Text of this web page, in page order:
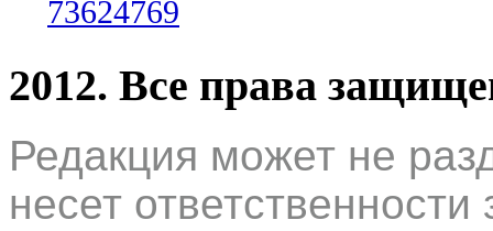
2012. Все права
Редакция может не
несет